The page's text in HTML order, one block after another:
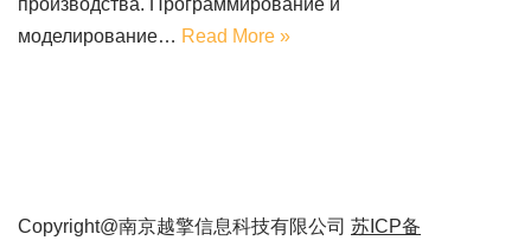
моделирование… Read More »
Copyright@南京越擎信息科技有限公司 苏ICP备